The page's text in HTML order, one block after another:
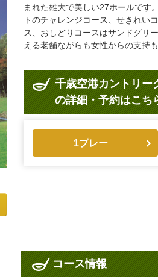
まれた雄大で美しい27ホールです
トのチャレンジコース、せきれい
ス、おしどりコースはサンドグリ
える老舗ながらも女性からの支持
千歳空港カントリー
の詳細・予約はこち
1プレー
コース情報